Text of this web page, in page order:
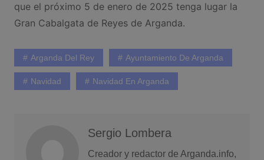
que el próximo 5 de enero de 2025 tenga lugar la
Gran Cabalgata de Reyes de Arganda.
Arganda Del Rey Ayuntamiento De Arganda
Navidad Navidad En Arganda
Sergio Lombera
Creador y redactor de Arganda.info,